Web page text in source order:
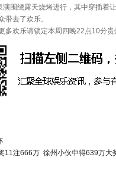
演围绕露天烧烤进行，其中穿插
去了欢乐。
欢乐请锁定本周四晚22点10分贵
11注666万 徐州小伙中得639万大